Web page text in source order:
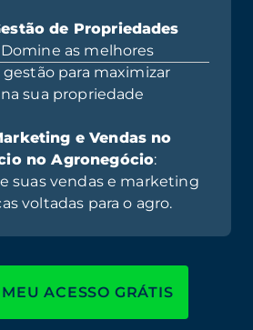
de Propriedades
Domine as melhores
para maximizar
sua propriedade
e Vendas no
no Agronegócio:
suas vendas e marketing
voltadas para o agro.
ACESSO GRÁTIS